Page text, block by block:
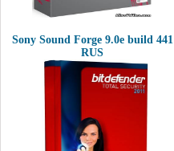
Sony Sound Forge 9.0e build 441
RUS